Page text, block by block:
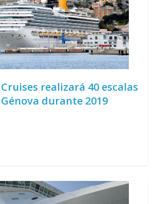
realizará 40 escalas
durante 2019